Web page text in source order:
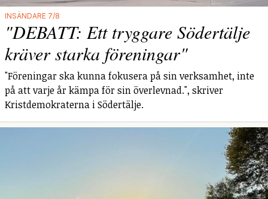
INSÄNDARE 7/8
"DEBATT: Ett tryggare Södertälje
kräver starka föreningar"
"Föreningar ska kunna fokusera på sin verksamhet, inte
på att varje år kämpa för sin överlevnad.", skriver
Kristdemokraterna i Södertälje.